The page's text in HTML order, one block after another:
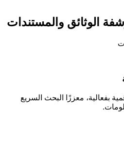
الوثائق والمستندات
بفعالية، معززًا البحث السريع